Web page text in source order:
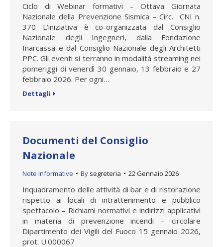
Ciclo di Webinar formativi – Ottava Giornata
Nazionale della Prevenzione Sismica – Circ. CNI n.
370 L’iniziativa è co-organizzata dal Consiglio
Nazionale degli Ingegneri, dalla Fondazione
Inarcassa e dal Consiglio Nazionale degli Architetti
PPC. Gli eventi si terranno in modalità streaming nei
pomeriggi di venerdì 30 gennaio, 13 febbraio e 27
febbraio 2026. Per ogni…
Dettagli
Documenti del Consiglio
Nazionale
Note Informative By segreteria 22 Gennaio 2026
Inquadramento delle attività di bar e di ristorazione
rispetto ai locali di intrattenimento e pubblico
spettacolo – Richiami normativi e indirizzi applicativi
in materia di prevenzione incendi – circolare
Dipartimento dei Vigili del Fuoco 15 gennaio 2026,
prot. U.000067